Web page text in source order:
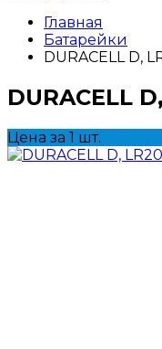
Главная
Батарейки
DURACELL D,
DURACELL
Цена за 1 шт.